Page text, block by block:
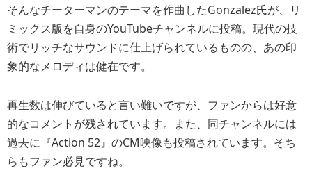
そんなチーターマンのテーマを作曲したGonzalez氏が、リ
ミックス版を自身のYouTubeチャンネルに投稿。現代の技
術でリッチなサウンドに仕上げられているものの、あの印
象的なメロディは健在です。
再生数は伸びていると言い難いですが、ファンからは好意
的なコメントが残されています。また、同チャンネルには
過去に『Action 52』のCM映像も投稿されています。そち
らもファン必見ですね。